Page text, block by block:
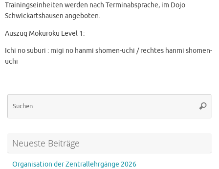
Trainingseinheiten werden nach Terminabsprache, im Dojo
Schwickartshausen angeboten.
Auszug Mokuroku Level 1:
Ichi no suburi : migi no hanmi shomen-uchi / rechtes hanmi shomen-
uchi
Neueste Beiträge
Organisation der Zentrallehrgänge 2026